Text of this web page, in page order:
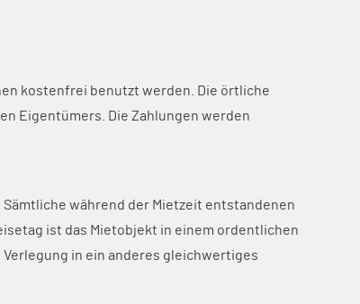
Haus Dünengras
Vermieter werden
kostenfrei benutzt werden. Die örtliche
Eigentümers. Die Zahlungen werden
während der Mietzeit entstandenen
ist das Mietobjekt in einem ordentlichen
in ein anderes gleichwertiges